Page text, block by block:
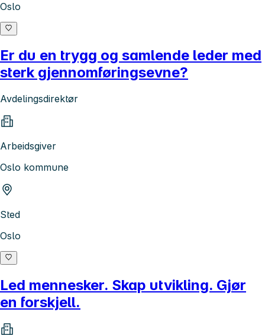
Oslo
Er du en trygg og samlende leder med
sterk gjennomføringsevne?
Avdelingsdirektør
Arbeidsgiver
Oslo kommune
Sted
Oslo
Led mennesker. Skap utvikling. Gjør
en forskjell.